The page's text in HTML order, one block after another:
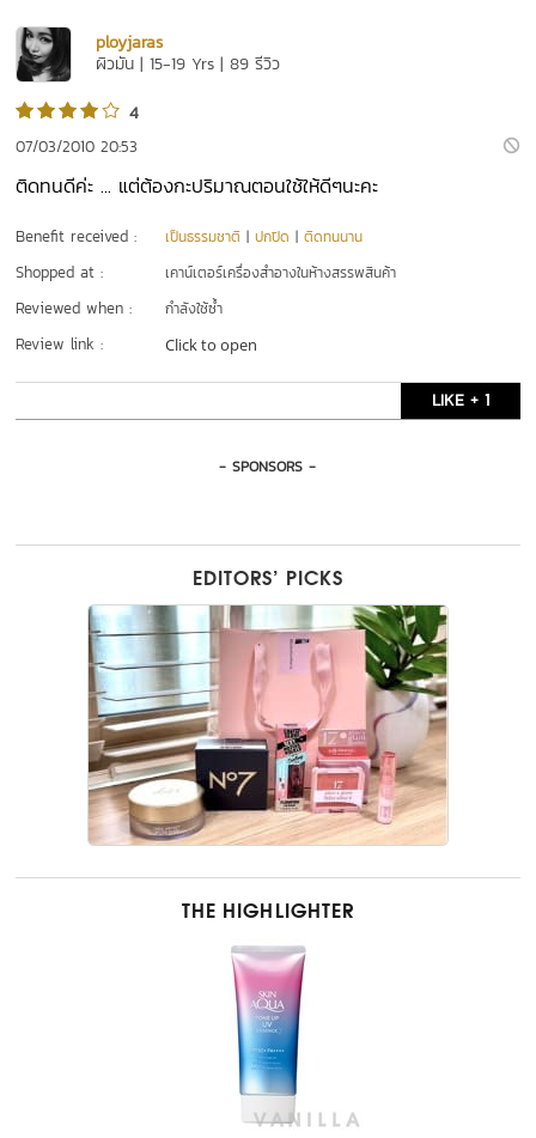
ployjaras
ผิวมัน | 15-19 Yrs | 89 รีวิว
4
07/03/2010 20:53
ติดทนดีค่ะ ... แต่ต้องกะปริมาณตอนใช้ให้ดีๆนะคะ
Benefit received : เป็นธรรมชาติ |ปกปิด |ติดทนนาน
Shopped at : เคาน์เตอร์เครื่องสำอางในห้างสรรพสินค้า
Reviewed when : กำลังใช้ซ้ำ
Review link : Click to open
LIKE + 1
- SPONSORS -
EDITORS’ PICKS
THE HIGHLIGHTER